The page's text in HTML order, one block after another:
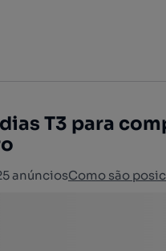
T3 para
anúnciosComo são